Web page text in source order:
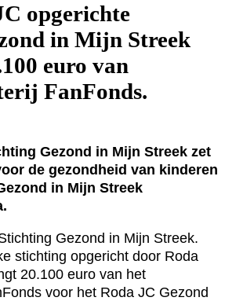
opgerichte
in Mijn Streek
euro van
FanFonds.
Gezond in Mijn Streek zet
de gezondheid van kinderen
in Mijn Streek
Gezond in Mijn Streek.
stichting opgericht door Roda
20.100 euro van het
voor het Roda JC Gezond